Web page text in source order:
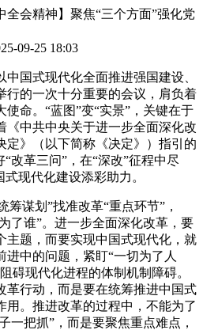
全会精神】聚焦“三个方面”强化党
09-25 18:03
国式现代化全面推进强国建设、
行的一次十分重要的会议，肩负着
命。“蓝图”变“实景”，关键在于
《中共中央关于进一步全面深化改
定》（以下简称《决定》）指引的
改革三问”，在“深改”征程中尽
现代化建设添彩助力。
筹谋划”找准改革“重点环节”，
了谁”。进一步全面深化改革，要
主题，而要实现中国式现代化，就
中的问题，紧盯“一切为了人
碍现代化进程的体制机制障碍。
革行动，而是要在统筹推进中国式
用。推进改革的过程中，不能为了
一把抓”，而是要聚焦重点难点，